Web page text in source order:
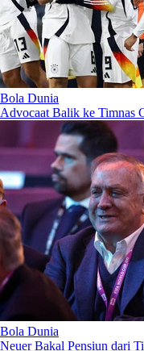
Bola Dunia
Advocaat Balik ke Timnas
Bola Dunia
Neuer Bakal Pensiun dari